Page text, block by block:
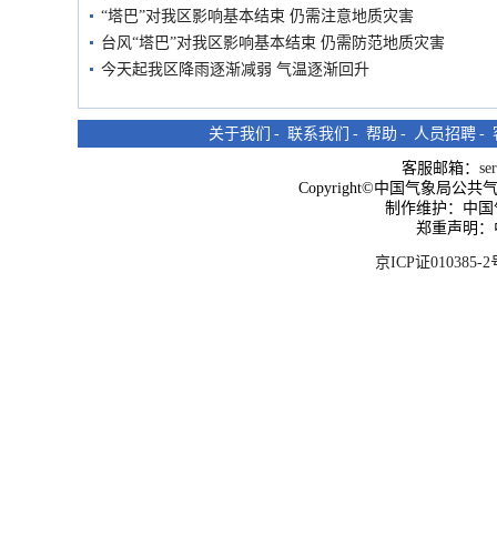
“塔巴”对我区影响基本结束 仍需注意地质灾害
台风“塔巴”对我区影响基本结束 仍需防范地质灾害
今天起我区降雨逐渐减弱 气温逐渐回升
关于我们 - 联系我们 - 帮助 - 人员招聘 -
客服邮箱：
Copyright©中国气象局公共
制作维护：中
郑重声明
京ICP证010385-2